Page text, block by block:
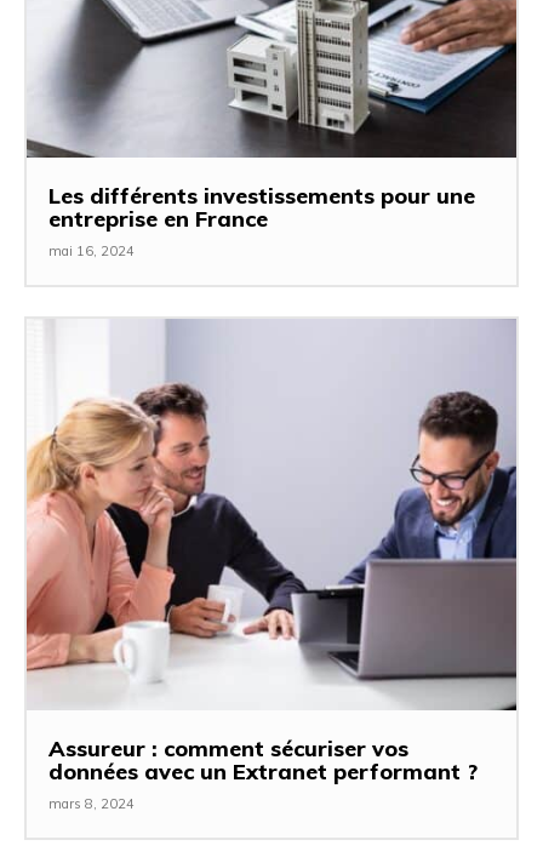
Les différents investissements pour une
entreprise en France
mai 16, 2024
Assureur : comment sécuriser vos
données avec un Extranet performant ?
mars 8, 2024